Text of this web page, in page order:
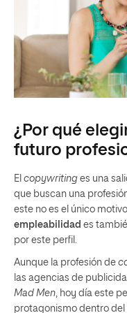
¿Por qué
futuro
El copywriting es una
que buscan una
este no es el único
empleabilidad es
por este perfil.
Aunque la profesión de
las agencias de
Mad Men , hoy día este
protagonismo dentro